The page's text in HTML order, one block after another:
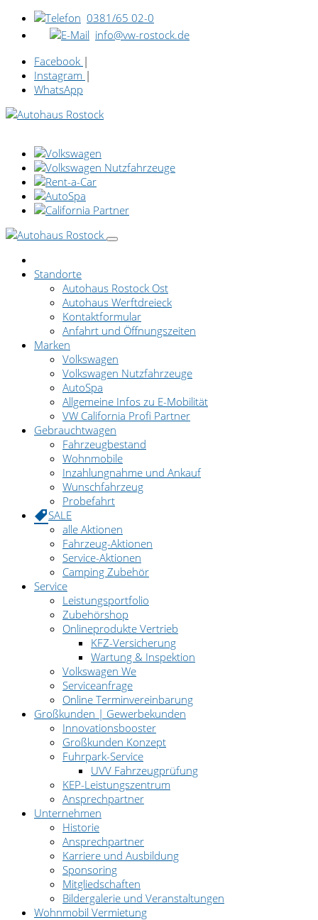
0381/65 02-0
info@vw-rostock.de
Facebook |
Instagram |
WhatsApp
Standorte
Autohaus Rostock Ost
Autohaus Werftdreieck
Kontaktformular
Anfahrt und Öffnungszeiten
Marken
Volkswagen
Volkswagen Nutzfahrzeuge
AutoSpa
Allgemeine Infos zu E-Mobilität
VW California Profi Partner
Gebrauchtwagen
Fahrzeugbestand
Wohnmobile
Inzahlungnahme und Ankauf
Wunschfahrzeug
Probefahrt
SALE
alle Aktionen
Fahrzeug-Aktionen
Service-Aktionen
Camping Zubehör
Service
Leistungsportfolio
Zubehörshop
Onlineprodukte Vertrieb
KFZ-Versicherung
Wartung & Inspektion
Volkswagen We
Serviceanfrage
Online Terminvereinbarung
Großkunden | Gewerbekunden
Innovationsbooster
Großkunden Konzept
Fuhrpark-Service
UVV Fahrzeugprüfung
KEP-Leistungszentrum
Ansprechpartner
Unternehmen
Historie
Ansprechpartner
Karriere und Ausbildung
Sponsoring
Mitgliedschaften
Bildergalerie und Veranstaltungen
Wohnmobil Vermietung